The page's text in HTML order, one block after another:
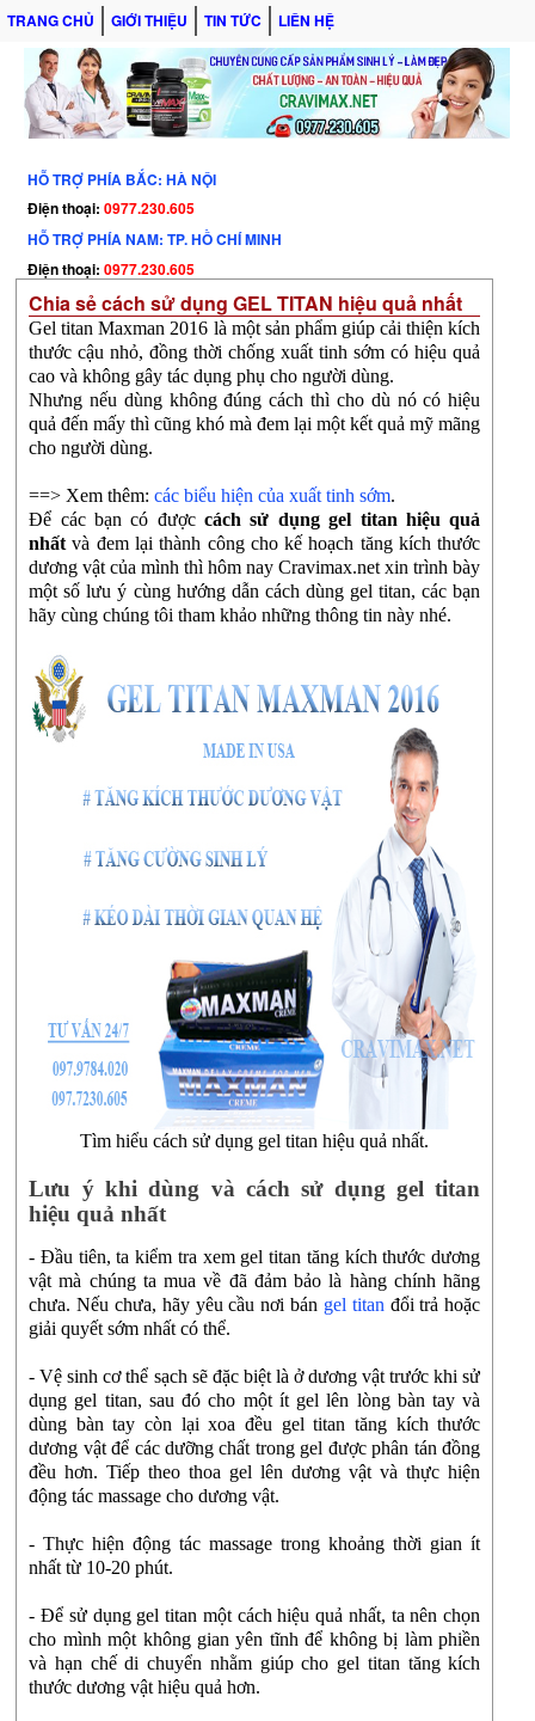
TRANG CHỦ GIỚI THIỆU TIN TỨC LIÊN HỆ
HỖ TRỢ PHÍA BẮC: HÀ NỘI
Điện thoại: 0977.230.605
HỖ TRỢ PHÍA NAM: TP. HỒ CHÍ MINH
Điện thoại: 0977.230.605
Chia sẻ cách sử dụng GEL TITAN hiệu quả nhất
Gel titan Maxman 2016 là một sản phẩm giúp cải thiện kích
thước cậu nhỏ, đồng thời chống xuất tinh sớm có hiệu quả
cao và không gây tác dụng phụ cho người dùng.
Nhưng nếu dùng không đúng cách thì cho dù nó có hiệu
quả đến mấy thì cũng khó mà đem lại một kết quả mỹ mãng
cho người dùng.
==> Xem thêm:các biểu hiện của xuất tinh sớm.
Để các bạn có đượccách sử dụng gel titan hiệu quả
nhất và đem lại thành công cho kế hoạch tăng kích thước
dương vật của mình thì hôm nay Cravimax.net xin trình bày
một số lưu ý cùng hướng dẫn cách dùng gel titan, các bạn
hãy cùng chúng tôi tham khảo những thông tin này nhé.
Tìm hiểu cách sử dụng gel titan hiệu quả nhất.
Lưu ý khi dùng và cách sử dụng gel titan
hiệu quả nhất
- Đầu tiên, ta kiểm tra xem gel titan tăng kích thước dương
vật mà chúng ta mua về đã đảm bảo là hàng chính hãng
chưa. Nếu chưa, hãy yêu cầu nơi bán gel titan đổi trả hoặc
giải quyết sớm nhất có thể.
- Vệ sinh cơ thể sạch sẽ đặc biệt là ở dương vật trước khi sử
dụng gel titan, sau đó cho một ít gel lên lòng bàn tay và
dùng bàn tay còn lại xoa đều gel titan tăng kích thước
dương vật để các dưỡng chất trong gel được phân tán đồng
đều hơn. Tiếp theo thoa gel lên dương vật và thực hiện
động tác massage cho dương vật.
- Thực hiện động tác massage trong khoảng thời gian ít
nhất từ 10-20 phút.
- Để sử dụng gel titan một cách hiệu quả nhất, ta nên chọn
cho mình một không gian yên tĩnh để không bị làm phiền
và hạn chế di chuyển nhằm giúp cho gel titan tăng kích
thước dương vật hiệu quả hơn.